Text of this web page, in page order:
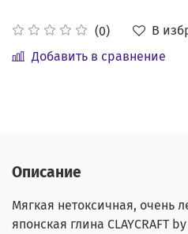
(0)
В
Добавить в сравнение
Описание
Мягкая нетоксичная, очень
японская глина CLAYCRAFT